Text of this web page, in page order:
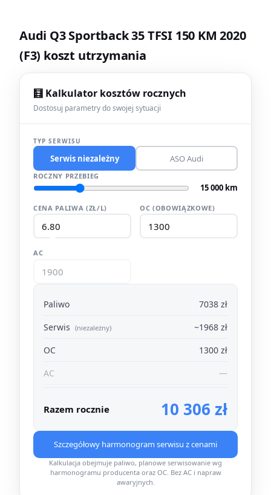
Audi Q3 Sportback 35 TFSI 150 KM 2020
(F3) koszt utrzymania
🧮 Kalkulator kosztów rocznych
Dostosuj parametry do swojej sytuacji
TYP SERWISU
Serwis niezależny ASO Audi
ROCZNY PRZEBIEG
15 000 km
CENA PALIWA (ZŁ/L) OC (OBOWIĄZKOWE)
AC
Paliwo
7038 zł
Serwis (niezależny)
~1968 zł
OC
1300 zł
AC
—
Razem rocznie 10 306 zł
Szczegółowy harmonogram serwisu z cenami
Kalkulacja obejmuje paliwo, planowe serwisowanie wg
harmonogramu producenta oraz OC. Bez AC i napraw
awaryjnych.